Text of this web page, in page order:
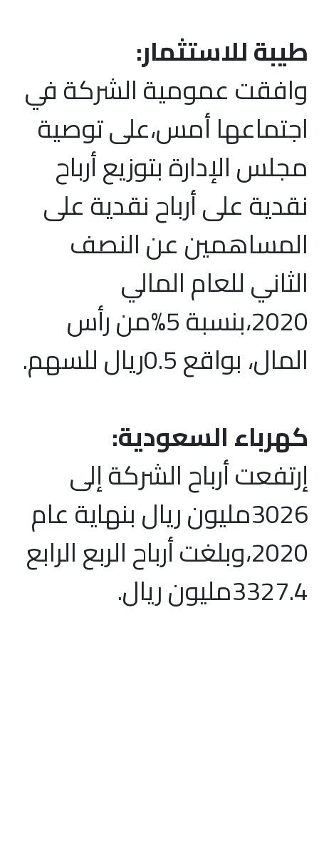
طيبة للاستثمار:
وافقت عمومية الشركة في
اجتماعها أمس،على توصية
مجلس الإدارة بتوزيع أرباح
نقدية على أرباح نقدية على
المساهمين عن النصف
الثاني للعام المالي
2020،بنسبة 5%من رأس
المال، بواقع 0.5ريال للسهم.
كهرباء السعودية:
إرتفعت أرباح الشركة إلى
3026مليون ريال بنهاية عام
2020،وبلغت أرباح الربع الرابع
3327.4مليون ريال.